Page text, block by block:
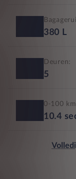
380 L
Deuren:
5
0-100
10.4